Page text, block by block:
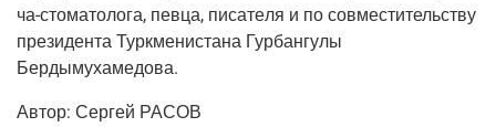
ча-сто­ма­то­ло­га, пев­ца, писа­те­ля и по сов­ме­сти­тель­ству
пре­зи­ден­та Турк­ме­ни­ста­на Гур­бан­гу­лы
Бердымухамедова.
Автор: Сер­гей РАСОВ